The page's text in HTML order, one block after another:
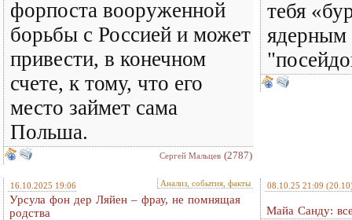
форпоста вооруженной
борьбы с Россией и может
привести, в конечном
счете, к тому, что его
место займет сама
Польша.
Сергей Мальцев (2787)
тебя
ядерным
16.10.2025 19:06 Анализ, события, факты
Урсула фон дер Ляйен – фрау, не помнящая
родства
08.10.25 21:09
Майа Санду: